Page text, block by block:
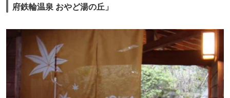
府鉄輪温泉 おやど湯の丘」